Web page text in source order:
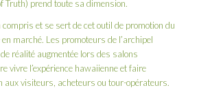
Truth) prend toute sa dimension.
compris et se sert de cet outil de promotion du
marché. Les promoteurs de l’archipel
réalité augmentée lors des salons
vivre l’expérience hawaiienne et faire
aux visiteurs, acheteurs ou tour-opérateurs.